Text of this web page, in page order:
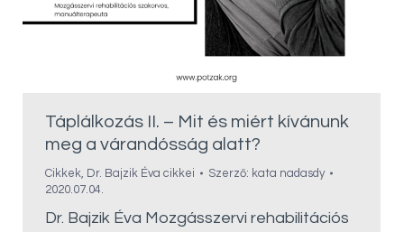
Táplálkozás II. – Mit és miért kívánunk
meg a várandósság alatt?
Cikkek, Dr. Bajzik Éva cikkei Szerző: kata nadasdy
2020.07.04.
Dr. Bajzik Éva Mozgásszervi rehabilitációs